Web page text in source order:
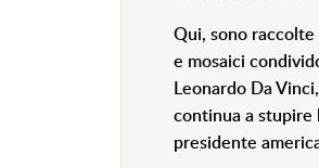
Qui, sono raccolte
e mosaici
Leonardo Da
continua a stupire
presidente